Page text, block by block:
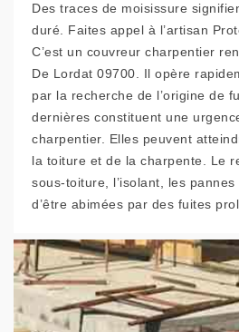
Des traces de moisissure
duré. Faites appel à l’artisan
C’est un couvreur charpentier
De Lordat 09700. Il opère
par la recherche de l’origine de
dernières constituent une
charpentier. Elles peuvent
la toiture et de la charpente. Le
sous-toiture, l’isolant, les
d’être abimées par des fuites